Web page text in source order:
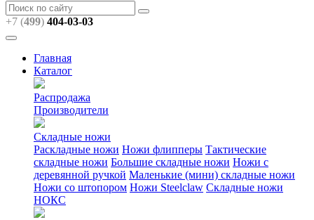
+7 (499) 404-03-03
Главная
Каталог
Распродажа
Производители
Складные ножи
Раскладные ножи Ножи флипперы Тактические
складные ножи Большие складные ножи Ножи с
деревянной ручкой Маленькие (мини) складные ножи
Ножи со штопором Ножи Steelclaw Складные ножи
НОКС